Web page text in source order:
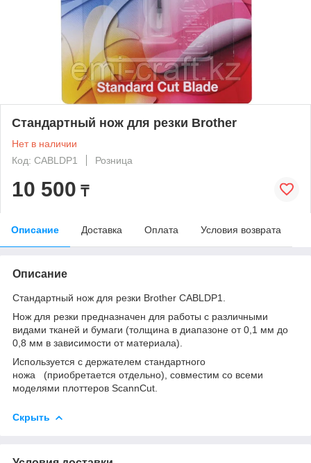
Стандартный нож для резки Brother
Нет в наличии
Код: CABLDP1
Розница
10 500 ₸
Описание Доставка Оплата Условия возврата
Описание
Стандартный нож для резки Brother CABLDP1.
Нож для резки предназначен для работы с различными
видами тканей и бумаги (толщина в диапазоне от 0,1 мм до
0,8 мм в зависимости от материала).
Используется с держателем стандартного
ножа (приобретается отдельно), совместим со всеми
моделями плоттеров ScannCut.
Скрыть